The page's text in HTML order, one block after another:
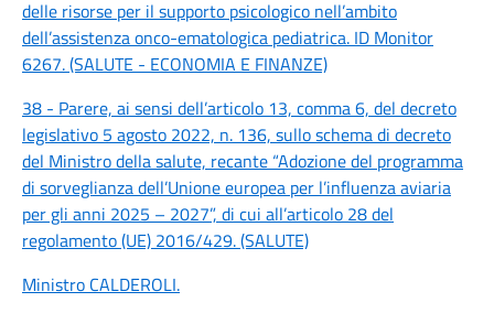
delle risorse per il supporto psicologico nell’ambito
dell’assistenza onco-ematologica pediatrica. ID Monitor
6267. (SALUTE - ECONOMIA E FINANZE)
38 - Parere, ai sensi dell’articolo 13, comma 6, del decreto
legislativo 5 agosto 2022, n. 136, sullo schema di decreto
del Ministro della salute, recante “Adozione del programma
di sorveglianza dell’Unione europea per l’influenza aviaria
per gli anni 2025 – 2027”, di cui all’articolo 28 del
regolamento (UE) 2016/429. (SALUTE)
Ministro CALDEROLI.